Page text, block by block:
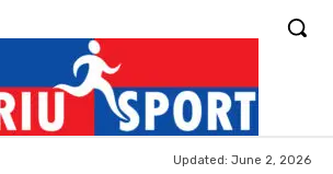
Updated: June 2, 2026